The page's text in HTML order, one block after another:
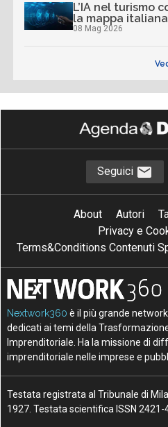
L’IA nel turismo
la mappa
08 Mag 2026
Seguici
About Autori
Privacy e
Terms&Conditions Contenuti
Nextwork360 è il più grande
dedicati ai temi della
Imprenditoriale. Ha la missione di
imprenditoriale nelle imprese e
Testata registrata al Tribunale di
1927. Testata scientifica ISSN 2421-